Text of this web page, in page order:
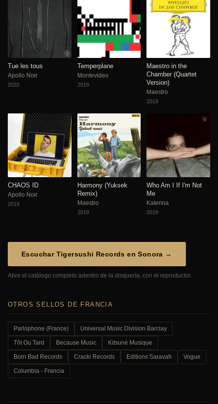
Tue les tous
Apollo Noir
2020
Temperplane
Montevideo
2019
Maestro in the
Chamber (Quartet
Version)
Maestro
2019
CHAOS ID
Apollo Noir
2019
Harmony (Yuksek
Remix)
Maestro
2019
Who Am I If I'm Not
Me
Katerina
2019
Escuchar Tigersushi Records en Sonora →
Abre el catálogo completo adentro de la disquería, con el reproductor.
OTROS SELLOS DE FRANCIA
Parlophone (France) Universal Music Division Barclay
Tôt Ou Tard Because Music Kitsuné Musique
Born Bad Records Cracki Records Editions Saravah Vogue
Columbia - Francia